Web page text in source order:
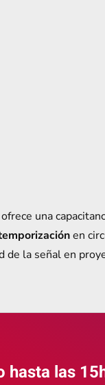
una
en
la señal en
hasta las